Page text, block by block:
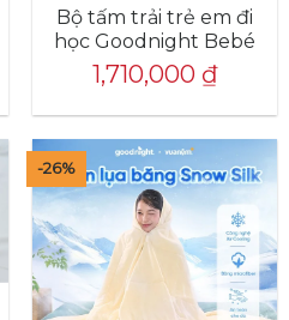
Bộ tấm trải trẻ em đi
học Goodnight Bebé
1,710,000 ₫
-26%